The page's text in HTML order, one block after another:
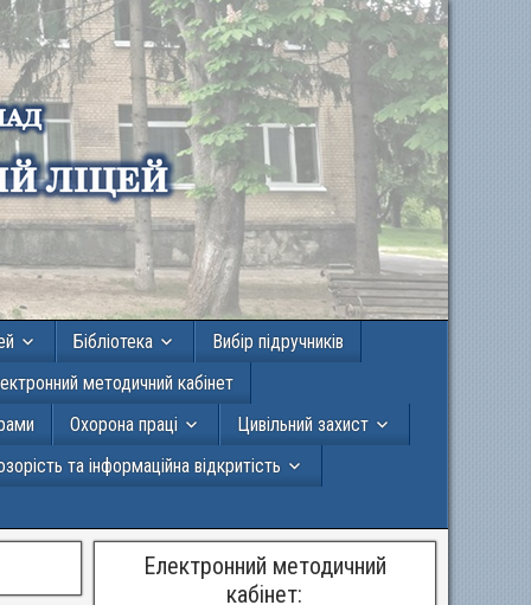
Бібліотека
Вибір підручників
методичний кабінет
Охорона праці
Цивільний захист
та інформаційна відкритість
Електронний методичний
кабінет: